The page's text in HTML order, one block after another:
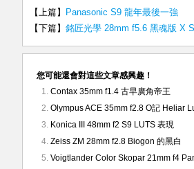
【上篇】
Panasonic S9 龍年最後一強
【下篇】 銘匠光學 28mm f5.6 黑魂版 X
您可能還會對這些文章感興趣！
Contax 35mm f1.4 古早廣角帝王
Olympus ACE 35mm f2.8 O記 Heliar
Konica III 48mm f2 S9 LUTS 表現
Zeiss ZM 28mm f2.8 Biogon 的黑白
Voigtlander Color Skopar 21mm f4